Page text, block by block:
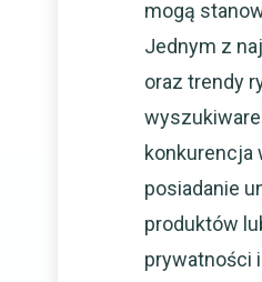
mogą
Jednym z
oraz trendy
konkurencja
posiadanie
produktów
prywatności